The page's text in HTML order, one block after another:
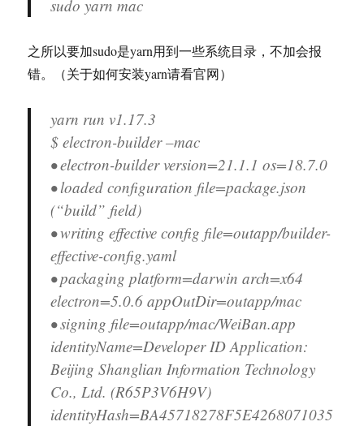
sudo yarn mac
之所以要加sudo是yarn用到一些系统目录，不加会报
错。（关于如何安装yarn请看官网）
yarn run v1.17.3
$ electron-builder –mac
• electron-builder version=21.1.1 os=18.7.0
• loaded configuration file=package.json
(“build” field)
• writing effective config file=outapp/builder-
effective-config.yaml
• packaging platform=darwin arch=x64
electron=5.0.6 appOutDir=outapp/mac
• signing file=outapp/mac/WeiBan.app
identityName=Developer ID Application:
Beijing Shanglian Information Technology
Co., Ltd. (R65P3V6H9V)
identityHash=BA45718278F5E4268071035